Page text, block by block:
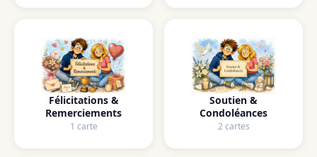
Félicitations &
Remerciements
1 carte
Soutien &
Condoléances
2 cartes